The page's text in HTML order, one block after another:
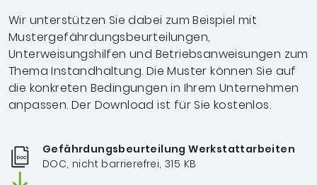
Wir unterstützen Sie dabei zum Beispiel mit
Mustergefährdungsbeurteilungen,
Unterweisungshilfen und Betriebsanweisungen zum
Thema Instandhaltung. Die Muster können Sie auf
die konkreten Bedingungen in Ihrem Unternehmen
anpassen. Der Download ist für Sie kostenlos.
Gefährdungsbeurteilung Werkstattarbeiten
DOC, nicht barrierefrei, 315 KB